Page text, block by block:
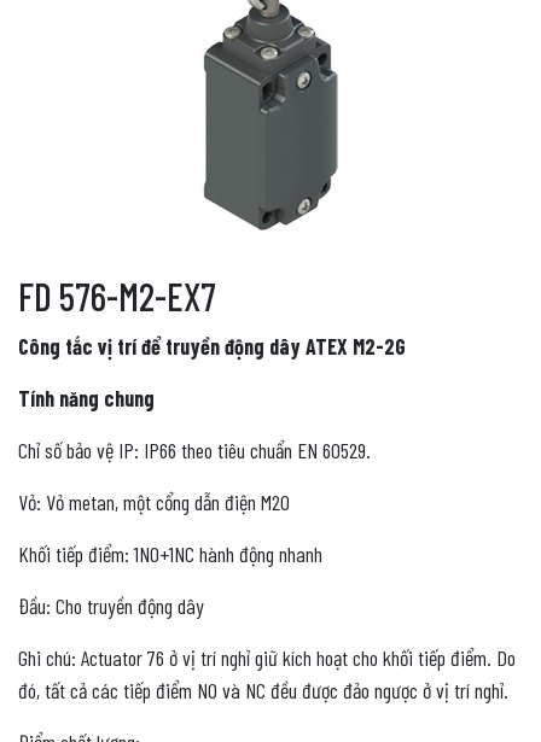
FD 576-M2-EX7
Công tắc vị trí để truyền động dây ATEX M2-2G
Tính năng chung
Chỉ số bảo vệ IP: IP66 theo tiêu chuẩn EN 60529.
Vỏ: Vỏ metan, một cổng dẫn điện M20
Khối tiếp điểm: 1NO+1NC hành động nhanh
Đầu: Cho truyền động dây
Ghi chú: Actuator 76 ở vị trí nghỉ giữ kích hoạt cho khối tiếp điểm. Do
đó, tất cả các tiếp điểm NO và NC đều được đảo ngược ở vị trí nghỉ.